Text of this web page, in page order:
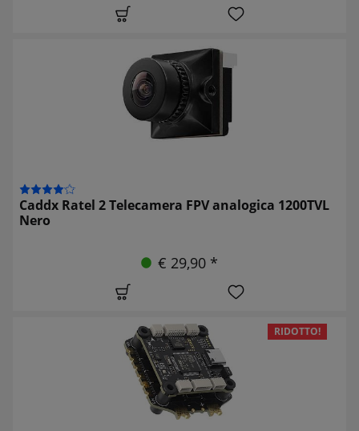
Caddx Ratel 2 Telecamera FPV analogica 1200TVL
Nero
€ 29,90 *
RIDOTTO!